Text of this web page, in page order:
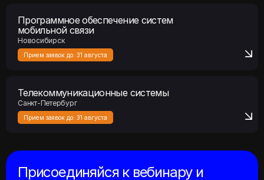
мобильной связи
Новосибирск
Прием заявок до:
Прием заявок до:31 августа
Присоединяйся к вебинару и
узнавай больше!